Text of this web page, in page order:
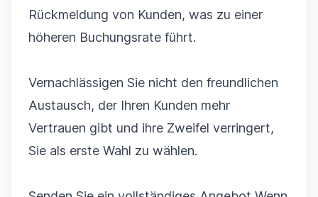
Rückmeldung von Kunden, was zu einer
höheren Buchungsrate führt.
Vernachlässigen Sie nicht den freundlichen
Austausch, der Ihren Kunden mehr
Vertrauen gibt und ihre Zweifel verringert,
Sie als erste Wahl zu wählen.